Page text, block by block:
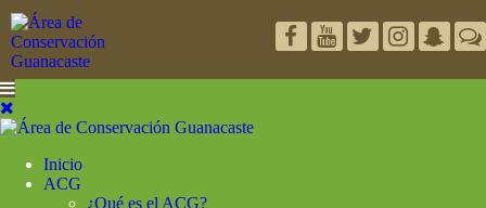
Inicio
ACG
¿Qué es el ACG?